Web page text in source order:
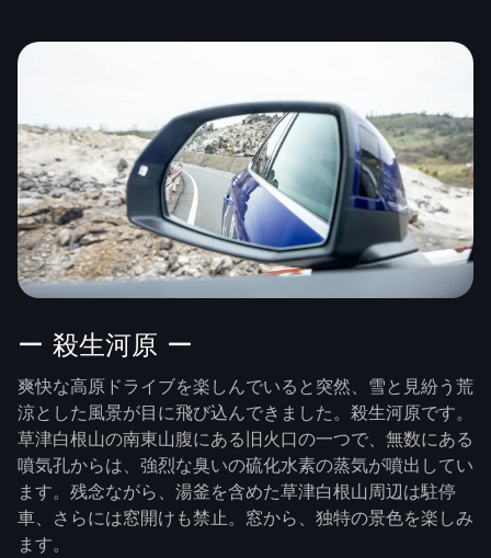
ー 殺生河原 ー
爽快な高原ドライブを楽しんでいると突然、雪と見紛う荒
涼とした風景が目に飛び込んできました。殺生河原です。
草津白根山の南東山腹にある旧火口の一つで、無数にある
噴気孔からは、強烈な臭いの硫化水素の蒸気が噴出してい
ます。残念ながら、湯釜を含めた草津白根山周辺は駐停
車、さらには窓開けも禁止。窓から、独特の景色を楽しみ
ます。